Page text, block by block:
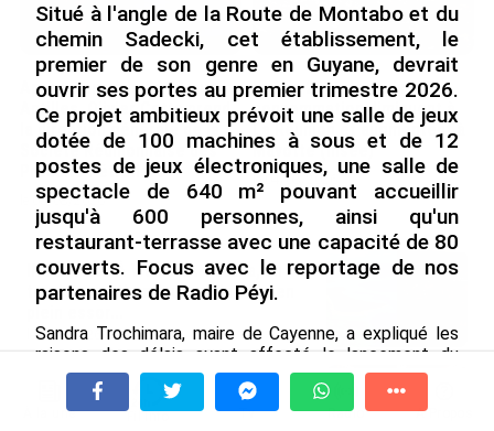
Après 5 ans à la SARA aux
Antilles, Olivier Cotta prend
la direction générale de la
Société Réunionnaise des
Produits Pétroliers
le 05/08/2026
En juin 2026, les prix à la
consommation diminuent à
La Réunion et augmentent à
Mayotte (Insee)
le 04/08/2026
INTERVIEW. À Wallis-et-Futuna, un
tourisme authentique et durable en
le 04/08/2026
Prix à la consommation en juin 2026 :
progression en Guadeloupe, recul en
À la une Tv Radio A Propos
Situé à l'angle de la Route de Montabo et du
chemin Sadecki, cet établissement, le
premier de son genre en Guyane, devrait
ouvrir ses portes au premier trimestre 2026.
Ce projet ambitieux prévoit une salle de jeux
dotée de 100 machines à sous et de 12
postes de jeux électroniques, une salle de
spectacle de 640 m² pouvant accueillir
jusqu'à 600 personnes, ainsi qu'un
restaurant-terrasse avec une capacité de 80
couverts. Focus avec le reportage de nos
partenaires de Radio Péyi.
Sandra Trochimara, maire de Cayenne, a expliqué les
raisons des délais ayant affecté le lancement du
projet, soulignant l'impact de la pandémie de Covid-19
sur les études initiales
. « Le déroulement d'un projet.
La décision, elle a été prise en 2017. [...] Nous avons eu